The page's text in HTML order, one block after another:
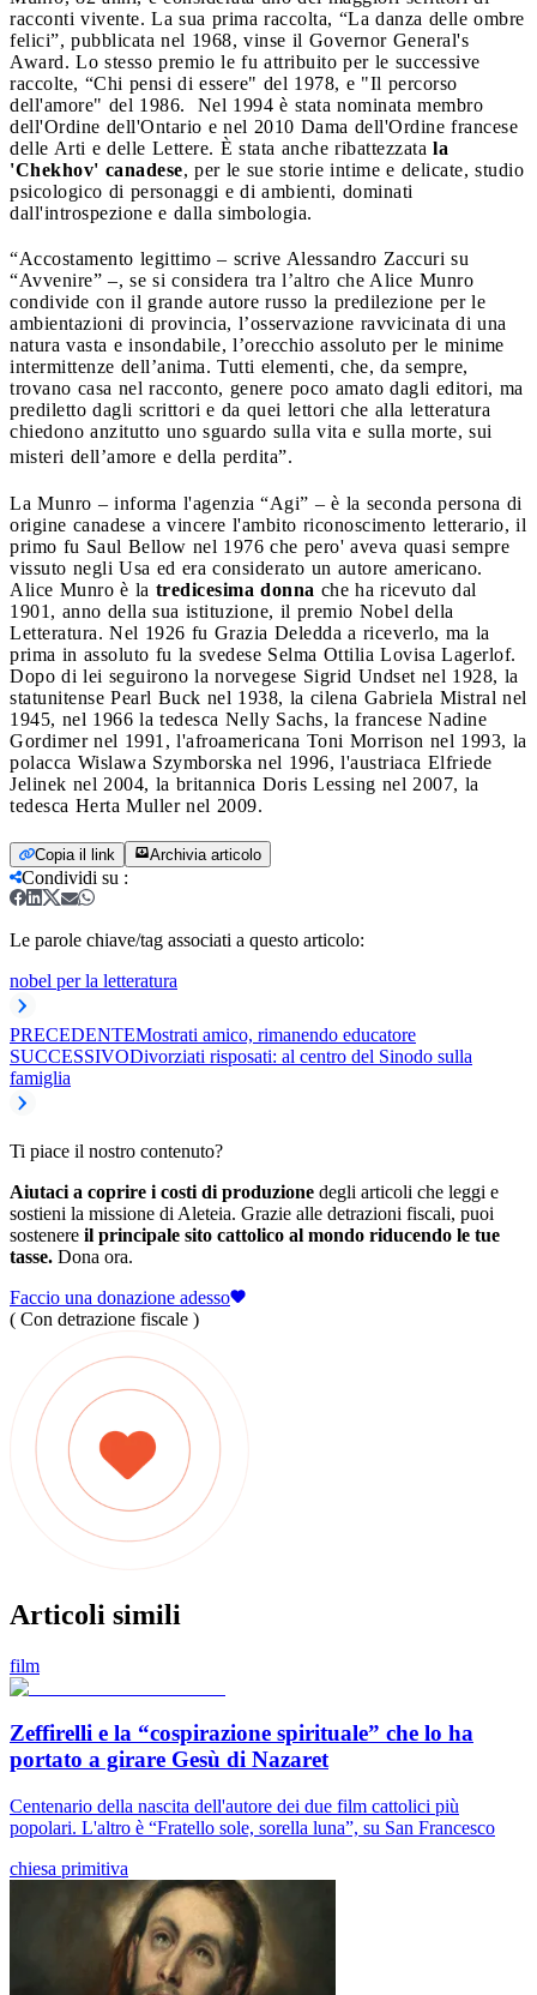
racconti vivente. La sua prima raccolta, “La danza delle ombre
felici”, pubblicata nel 1968, vinse il Governor General's
Award. Lo stesso premio le fu attribuito per le successive
raccolte, “Chi pensi di essere" del 1978, e "Il percorso
dell'amore" del 1986. Nel 1994 è stata nominata membro
dell'Ordine dell'Ontario e nel 2010 Dama dell'Ordine francese
delle Arti e delle Lettere. È stata anche ribattezzata la
'Chekhov' canadese, per le sue storie intime e delicate, studio
psicologico di personaggi e di ambienti, dominati
dall'introspezione e dalla simbologia.
“Accostamento legittimo – scrive Alessandro Zaccuri su
“Avvenire” –, se si considera tra l’altro che Alice Munro
condivide con il grande autore russo la predilezione per le
ambientazioni di provincia, l’osservazione ravvicinata di una
natura vasta e insondabile, l’orecchio assoluto per le minime
intermittenze dell’anima. Tutti elementi, che, da sempre,
trovano casa nel racconto, genere poco amato dagli editori, ma
prediletto dagli scrittori e da quei lettori che alla letteratura
chiedono anzitutto uno sguardo sulla vita e sulla morte, sui
misteri dell’amore e della perdita”.
La Munro – informa l'agenzia “Agi” – è la seconda persona di
origine canadese a vincere l'ambito riconoscimento letterario, il
primo fu Saul Bellow nel 1976 che pero' aveva quasi sempre
vissuto negli Usa ed era considerato un autore americano.
Alice Munro è la tredicesima donna che ha ricevuto dal
1901, anno della sua istituzione, il premio Nobel della
Letteratura. Nel 1926 fu Grazia Deledda a riceverlo, ma la
prima in assoluto fu la svedese Selma Ottilia Lovisa Lagerlof.
Dopo di lei seguirono la norvegese Sigrid Undset nel 1928, la
statunitense Pearl Buck nel 1938, la cilena Gabriela Mistral nel
1945, nel 1966 la tedesca Nelly Sachs, la francese Nadine
Gordimer nel 1991, l'afroamericana Toni Morrison nel 1993, la
polacca Wislawa Szymborska nel 1996, l'austriaca Elfriede
Jelinek nel 2004, la britannica Doris Lessing nel 2007, la
tedesca Herta Muller nel 2009.
Copia il link Archivia articolo
Condividi su :
Le parole chiave/tag associati a questo articolo:
nobel per la letteratura
PRECEDENTEMostrati amico, rimanendo educatore
SUCCESSIVODivorziati risposati: al centro del Sinodo sulla
famiglia
Ti piace il nostro contenuto?
Aiutaci a coprire i costi di produzione degli articoli che leggi e
sostieni la missione di Aleteia. Grazie alle detrazioni fiscali, puoi
sostenere il principale sito cattolico al mondo riducendo le tue
tasse. Dona ora.
Faccio una donazione adesso
( Con detrazione fiscale )
Articoli simili
film
Zeffirelli e la “cospirazione spirituale” che lo ha
portato a girare Gesù di Nazaret
Centenario della nascita dell'autore dei due film cattolici più
popolari. L'altro è “Fratello sole, sorella luna”, su San Francesco
chiesa primitiva